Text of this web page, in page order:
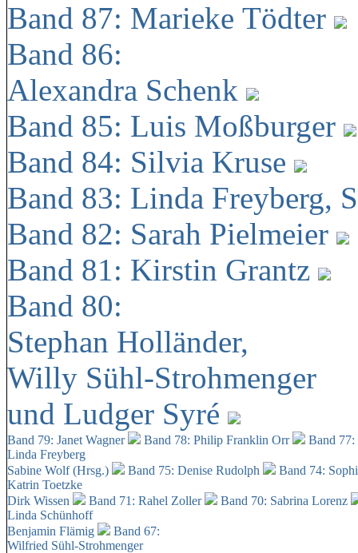
Band 87: Marieke Tödter
Band 86:
Alexandra Schenk
Band 85: Luis Moßburger
Band 84: Silvia Kruse
Band 83: Linda Freyberg,
Band 82: Sarah Pielmeier
Band 81: Kirstin Grantz
Band 80:
Stephan Holländer,
Willy Sühl-Strohmenger
und Ludger Syré
Band 79: Janet Wagner Band 78: Philip Franklin Orr
Band
Linda Freyberg
Sabine Wolf (Hrsg.)
Band 75: Denise Rudolph
Band 74:
Katrin Toetzke
Dirk Wissen
Band 71: Rahel Zoller
Band 70: Sabrina Lorenz
Linda Schünhoff
Benjamin Flämig
Band 67:
Wilfried Sühl-Strohmenger